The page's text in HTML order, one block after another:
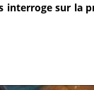
interroge sur la